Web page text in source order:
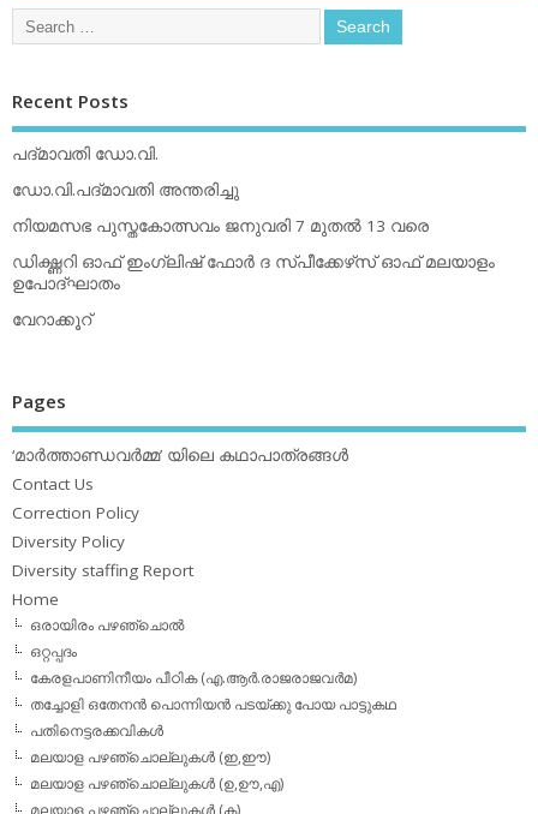
Recent Posts
പദ്മാവതി ഡോ.വി.
ഡോ.വി.പദ്മാവതി അന്തരിച്ചു
നിയമസഭ പുസ്തകോത്സവം ജനുവരി 7 മുതല്‍ 13 വരെ
ഡിക്ഷ്ണറി ഓഫ് ഇംഗ്ലിഷ് ഫോര്‍ ദ സ്പീക്കേഴ്‌സ് ഓഫ് മലയാളം
ഉപോദ്ഘാതം
വേറാക്കൂറ്
Pages
‘മാര്‍ത്താണ്ഡവര്‍മ്മ’ യിലെ കഥാപാത്രങ്ങള്‍
Contact Us
Correction Policy
Diversity Policy
Diversity staffing Report
Home
ഒരായിരം പഴഞ്ചൊല്‍
ഒറ്റപ്പദം
കേരളപാണിനീയം പീഠിക (എ.ആര്‍.രാജരാജവര്‍മ)
തച്ചോളി ഒതേനൻ പൊന്നിയൻ പടയ്‌ക്കു പോയ പാട്ടുകഥ
പതിനെട്ടരക്കവികള്‍
മലയാള പഴഞ്ചൊല്ലുകള്‍ (ഇ,ഈ)
മലയാള പഴഞ്ചൊല്ലുകള്‍ (ഉ,ഊ,എ)
മലയാള പഴഞ്ചൊല്ലുകള്‍ (ക)